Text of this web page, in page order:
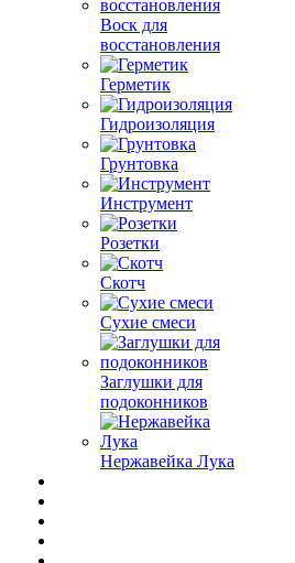
Воск для
восстановления
Герметик
Гидроизоляция
Грунтовка
Инструмент
Розетки
Скотч
Сухие смеси
Заглушки для
подоконников
Нержавейка Лука